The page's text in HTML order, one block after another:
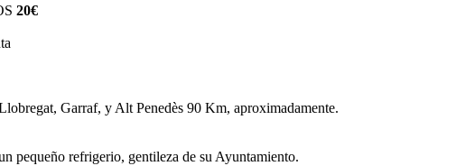
20€
Garraf, y Alt Penedès 90 Km, aproximadamente.
pequeño refrigerio, gentileza de su Ayuntamiento.